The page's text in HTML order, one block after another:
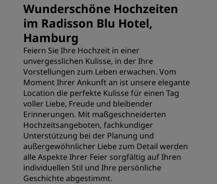
Wunderschöne Hochzeiten
im Radisson Blu Hotel,
Hamburg
Feiern Sie Ihre Hochzeit in einer
unvergesslichen Kulisse, in der Ihre
Vorstellungen zum Leben erwachen. Vom
Moment Ihrer Ankunft an ist unsere elegante
Location die perfekte Kulisse für einen Tag
voller Liebe, Freude und bleibender
Erinnerungen. Mit maßgeschneiderten
Hochzeitsangeboten, fachkundiger
Unterstützung bei der Planung und
außergewöhnlicher Liebe zum Detail werden
alle Aspekte Ihrer Feier sorgfältig auf Ihren
individuellen Stil und Ihre persönliche
Geschichte abgestimmt.